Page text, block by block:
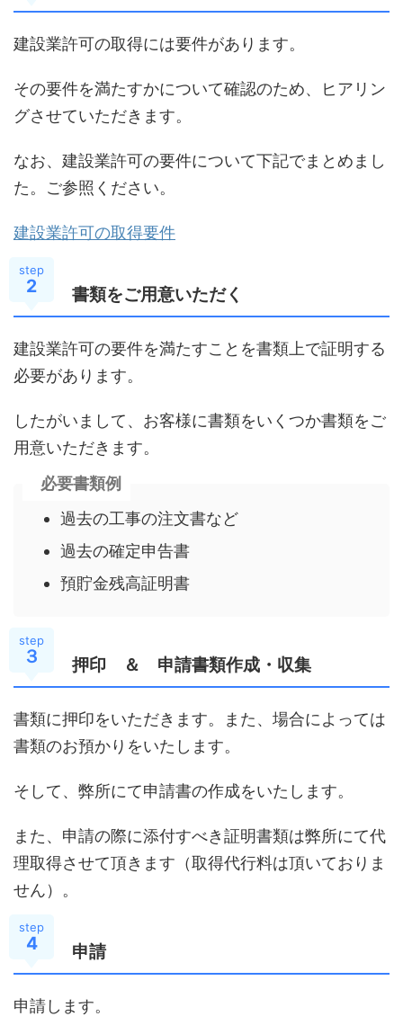
建設業許可の取得には要件があります。
その要件を満たすかについて確認のため、ヒアリン
グさせていただきます。
なお、建設業許可の要件について下記でまとめまし
た。ご参照ください。
建設業許可の取得要件
step
2 書類をご用意いただく
建設業許可の要件を満たすことを書類上で証明する
必要があります。
したがいまして、お客様に書類をいくつか書類をご
用意いただきます。
必要書類例
過去の工事の注文書など
過去の確定申告書
預貯金残高証明書
step
３ 押印 ＆ 申請書類作成・収集
書類に押印をいただきます。また、場合によっては
書類のお預かりをいたします。
そして、弊所にて申請書の作成をいたします。
また、申請の際に添付すべき証明書類は弊所にて代
理取得させて頂きます（取得代行料は頂いておりま
せん）。
step
4 申請
申請します。